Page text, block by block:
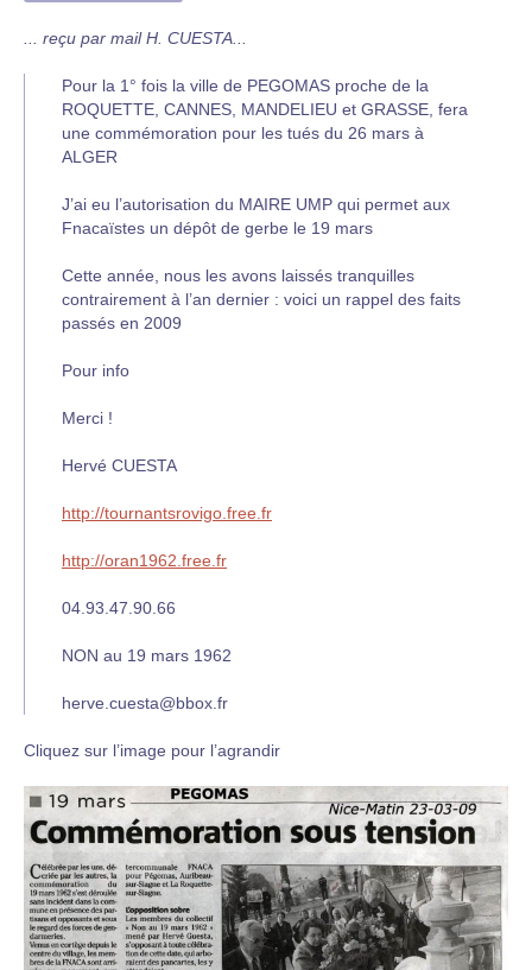
... reçu par mail H. CUESTA...
Pour la 1° fois la ville de PEGOMAS proche de la
ROQUETTE, CANNES, MANDELIEU et GRASSE, fera
une commémoration pour les tués du 26 mars à
ALGER
J’ai eu l’autorisation du MAIRE UMP qui permet aux
Fnacaïstes un dépôt de gerbe le 19 mars
Cette année, nous les avons laissés tranquilles
contrairement à l’an dernier : voici un rappel des faits
passés en 2009
Pour info
Merci !
Hervé CUESTA
http://tournantsrovigo.free.fr
http://oran1962.free.fr
04.93.47.90.66
NON au 19 mars 1962
herve.cuesta@bbox.fr
Cliquez sur l’image pour l’agrandir